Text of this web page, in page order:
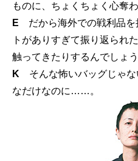
ものに、ちょくちょく心奪
E だから海外での戦利品を
トがありすぎて振り返られ
触ってきたりするんでしょう
K そんな怖いバッグじゃな
なだけなのに……。